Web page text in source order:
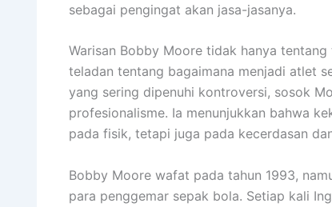
sebagai pengingat akan jasa-jasanya.
Warisan Bobby Moore tidak hanya
teladan tentang bagaimana menjadi atlet
yang sering dipenuhi kontroversi, sosok
profesionalisme. Ia menunjukkan bahwa
pada fisik, tetapi juga pada kecerdasan
Bobby Moore wafat pada tahun 1993,
para penggemar sepak bola. Setiap kali